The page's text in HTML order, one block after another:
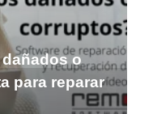
o
para reparar